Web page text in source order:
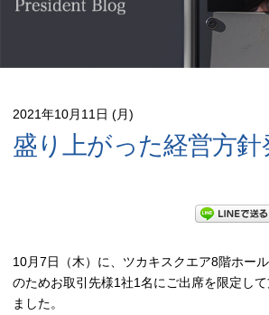
2021年10月11日 (月)
盛り上がった経営方針
10月7日（木）に、ツカキスクエア8階ホー
のためお取引先様1社1名にご出席を限定し
ました。